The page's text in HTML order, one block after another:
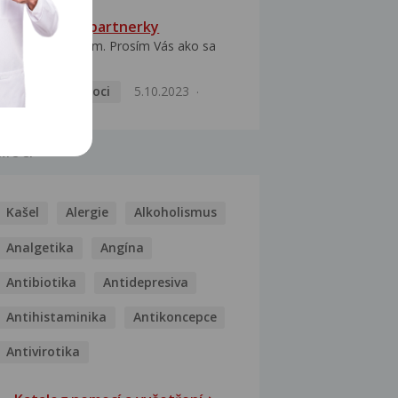
HPV typ 52 u partnerky
Dobrý deň prajem. Prosím Vás ako sa
Pohlavní nemoci
5.10.2023
Kašel Alergie Alkoholismus
Analgetika Angína
Antibiotika Antidepresiva
Antihistaminika Antikoncepce
Antivirotika